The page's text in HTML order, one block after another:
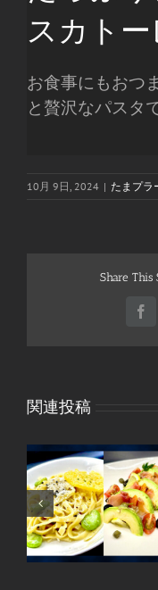
スカトー
お食事にもおつ
と贅沢なパスタ
10月 9日, 2024 | たまプラ
Share This
関連投稿
間